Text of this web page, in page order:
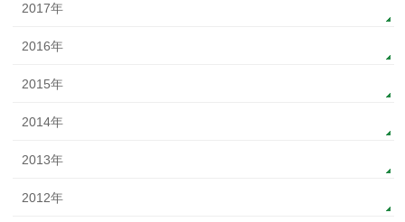
2017年
2016年
2015年
2014年
2013年
2012年